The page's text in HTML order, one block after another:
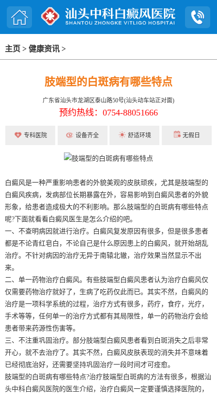
主页 > 健康资讯 >
肢端型的白斑病有哪些特点
广东省汕头市龙湖区泰山路50号(汕头动车站正对面)
预约热线：0754-88051666
专科医院 设备齐全 舒适环境 无假日
白癜风是一种严重影响患者的外貌美观的皮肤顽疾，尤其是肢端型的
白癜风疾病，发病部位长期暴露在外，容易影响到白癜风患者的外貌
形象，给患者造成极大的不利影响。那么肢端型的白斑病有哪些特点
呢?下面就看看白癜风医生是怎么介绍的吧。
一、不查明病因就进行治疗。白癜风复发原因有很多，但是很多患者
都是不论青红皂白，不论自己是什么原因患上的白癜风，就开始胡乱
治疗。不针对病因的治疗无异于南辕北辙，治疗效果当然显示不出
来。
二、单一药物治疗白癜风。有些肢端型白癜风患者认为治疗白癜风仅
仅需要药物治疗就好了，生病了吃药仅此而已。其实不然，白癜风的
治疗是一项科学系统的过程，治疗方式有很多，药疗，食疗，光疗，
手术等等，任何单一的治疗方式都有其局限性，单一的药物治疗会给
患者带来药源性伤害等。
三、不注重巩固治疗。部分肢端型白癜风患者看到白斑消失之后非常
开心，就不去治疗了。其实不然，白癜风皮肤表现的消失并不意味着
已经彻底治好，还需要坚持巩固治疗一段时间才可痊愈。
肢端型的白斑病有哪些特点?治疗肢端型白斑病的方法有很多，根据汕
头中科白癜风医院的医生介绍，治疗白癜风一定要谨慎选择医院的，